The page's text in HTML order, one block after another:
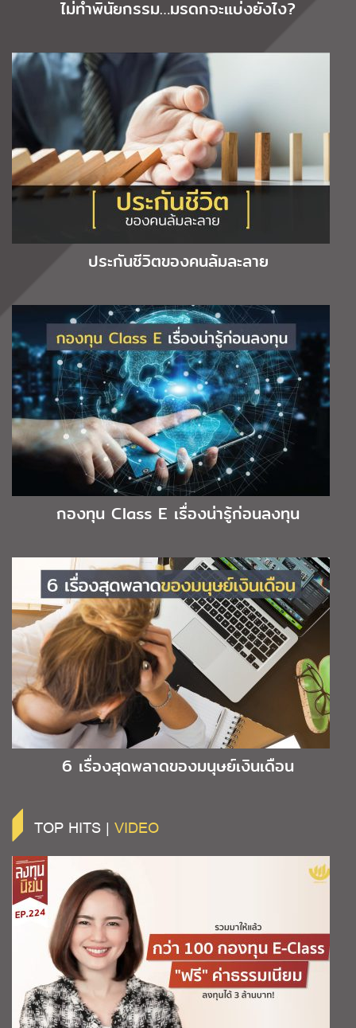
ไม่ทำพินัยกรรม…มรดกจะแบ่งยังไง?
ประกันชีวิตของคนล้มละลาย
กองทุน Class E เรื่องน่ารู้ก่อนลงทุน
6 เรื่องสุดพลาดของมนุษย์เงินเดือน
TOP HITS | VIDEO